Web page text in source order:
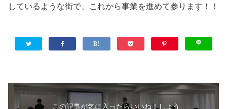
しているような街で、これから事業を進めて参ります！！
この記事が気に入ったらいいね！しよう